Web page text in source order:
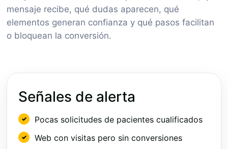
mensaje recibe, qué dudas aparecen, qué
elementos generan confianza y qué pasos facilitan
o bloquean la conversión.
Señales de alerta
Pocas solicitudes de pacientes cualificados
Web con visitas pero sin conversiones